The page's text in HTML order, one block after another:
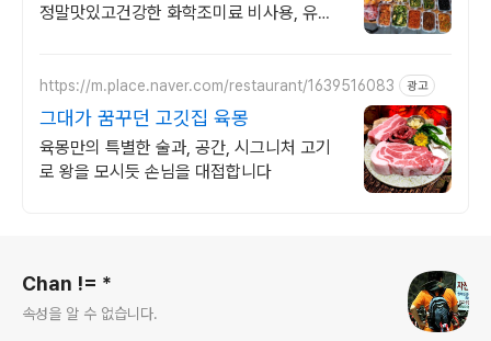
정말맛있고건강한 화학조미료 비사용, 유기
https://m.place.naver.com/restaurant/1639516083 광고
그대가 꿈꾸던 고깃집 육몽
육몽만의 특별한 술과, 공간, 시그니처 고기
로 왕을 모시듯 손님을 대접합니다
Chan != *
속성을 알 수 없습니다.